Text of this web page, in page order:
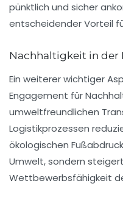
pünktlich und sicher
entscheidender Vorteil
Nachhaltigkeit in der
Ein weiterer wichtiger
Engagement für
umweltfreundlichen
Logistikprozessen
ökologischen
Umwelt, sondern
Wettbewerbsfähigkeit